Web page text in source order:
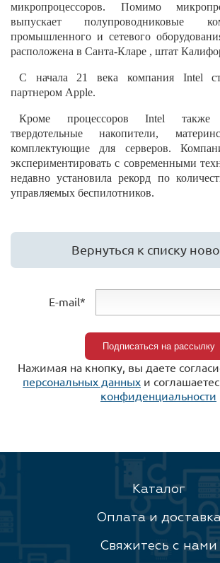
микропроцессоров. Помимо
выпускает полупроводниковые
промышленного и сетевого
расположена в Санта-Кларе , штат
С начала 21 века компания Intel
партнером Apple.
Кроме процессоров Intel также
твердотельные накопители,
комплектующие для серверов.
экспериментировать с современными
недавно установила рекорд по
управляемых беспилотников.
Вернуться к списку
E-mail*
Нажимая на кнопку, вы даете
персональных данных и
конфиденциальности
Каталог
Оплата и
Свяжитесь с нами